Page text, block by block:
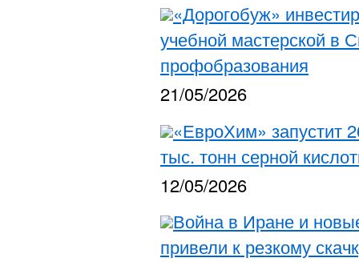
«Дорогобуж»
учебной мастерской в
профобразования
21/05/2026
«ЕвроХим» запустит
тыс. тонн серной
12/05/2026
Война в Иране и
привели к резкому